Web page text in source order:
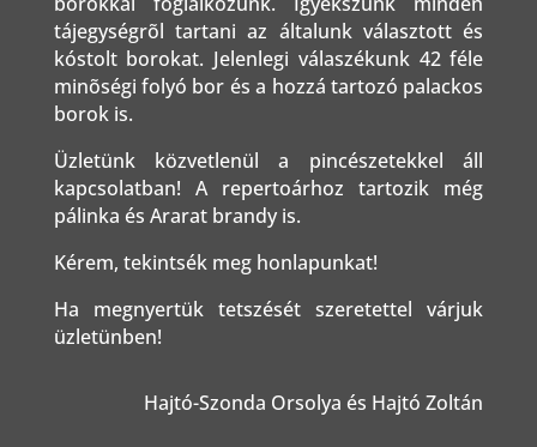
tájegységrõl tartani az általunk választott és
kóstolt borokat. Jelenlegi válaszékunk 42 féle
minõségi folyó bor és a hozzá tartozó palackos
borok is.
Üzletünk közvetlenül a pincészetekkel áll
kapcsolatban! A repertoárhoz tartozik még
pálinka és Ararat brandy is.
Kérem, tekintsék meg honlapunkat!
Ha megnyertük tetszését szeretettel várjuk
üzletünben!
Hajtó-Szonda Orsolya és Hajtó Zoltán